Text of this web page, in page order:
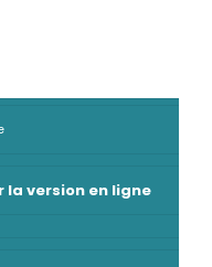
la version en ligne